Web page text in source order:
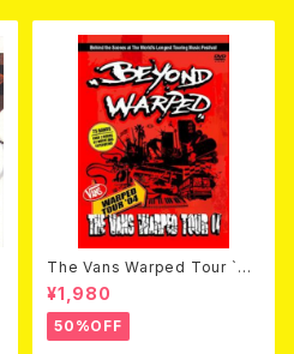
The Vans Warped Tour `04
Beyond Warped (国内盤DV
D)
¥1,980
50%OFF